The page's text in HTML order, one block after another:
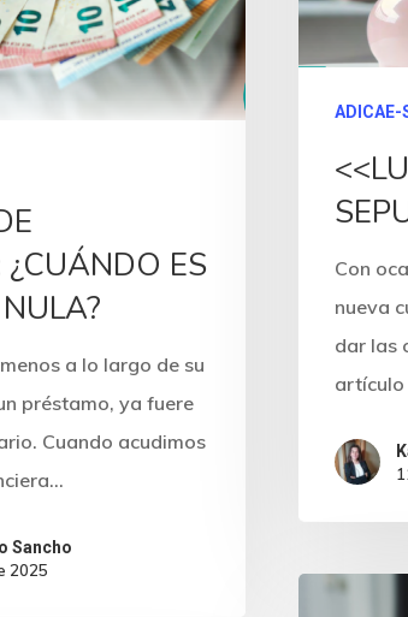
ES
a lo largo de su
préstamo, ya fuere
Cuando acudimos
Sancho
2025
ADICAE-
Con
nueva
dar las
artículo